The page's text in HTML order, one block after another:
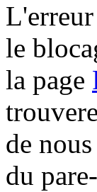
le
la page
de
du